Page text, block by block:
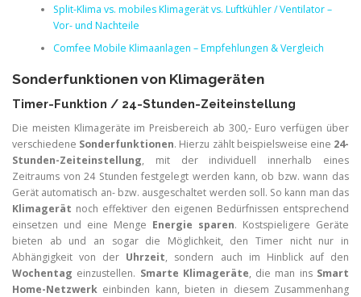
Split-Klima vs. mobiles Klimagerät vs. Luftkühler / Ventilator –
Vor- und Nachteile
Comfee Mobile Klimaanlagen – Empfehlungen & Vergleich
Sonderfunktionen von Klimageräten
Timer-Funktion / 24-Stunden-Zeiteinstellung
Die meisten Klimageräte im Preisbereich ab 300,- Euro verfügen über
verschiedene Sonderfunktionen. Hierzu zählt beispielsweise eine 24-
Stunden-Zeiteinstellung, mit der individuell innerhalb eines
Zeitraums von 24 Stunden festgelegt werden kann, ob bzw. wann das
Gerät automatisch an- bzw. ausgeschaltet werden soll. So kann man das
Klimagerät noch effektiver den eigenen Bedürfnissen entsprechend
einsetzen und eine Menge Energie sparen. Kostspieligere Geräte
bieten ab und an sogar die Möglichkeit, den Timer nicht nur in
Abhängigkeit von der Uhrzeit, sondern auch im Hinblick auf den
Wochentag einzustellen. Smarte Klimageräte, die man ins Smart
Home-Netzwerk einbinden kann, bieten in diesem Zusammenhang